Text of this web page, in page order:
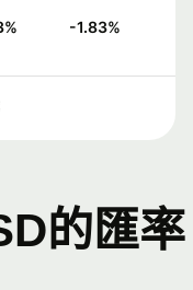
% -1.83%
的匯率